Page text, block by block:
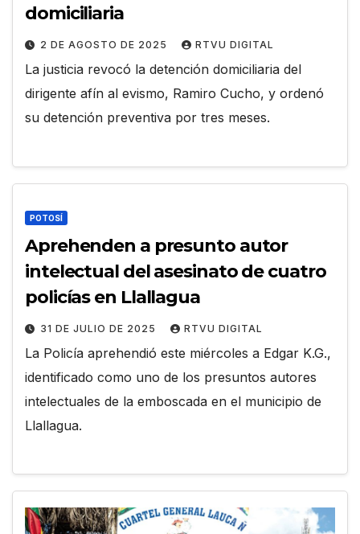
domiciliaria
2 DE AGOSTO DE 2025 RTVU DIGITAL
La justicia revocó la detención domiciliaria del
dirigente afín al evismo, Ramiro Cucho, y ordenó
su detención preventiva por tres meses.
POTOSÍ
Aprehenden a presunto autor
intelectual del asesinato de cuatro
policías en Llallagua
31 DE JULIO DE 2025 RTVU DIGITAL
La Policía aprehendió este miércoles a Edgar K.G.,
identificado como uno de los presuntos autores
intelectuales de la emboscada en el municipio de
Llallagua.